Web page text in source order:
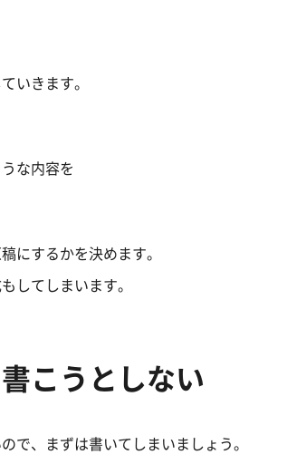
いきます。
な内容を
にするかを決めます。
してしまいます。
こうとしない
で、まずは書いてしまいましょう。